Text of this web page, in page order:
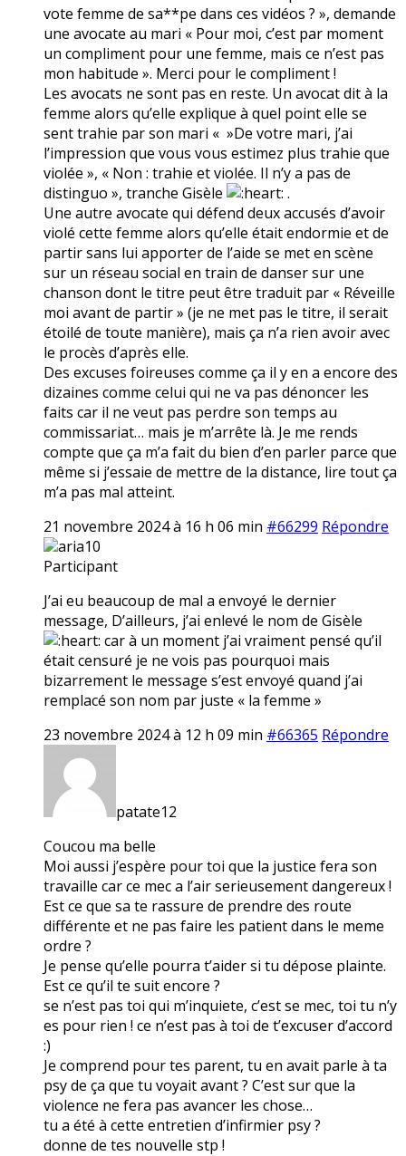
vote femme de sa**pe dans ces vidéos ? », demande
une avocate au mari « Pour moi, c’est par moment
un compliment pour une femme, mais ce n’est pas
mon habitude ». Merci pour le compliment !
Les avocats ne sont pas en reste. Un avocat dit à la
femme alors qu’elle explique à quel point elle se
sent trahie par son mari « »De votre mari, j’ai
l’impression que vous vous estimez plus trahie que
violée », « Non : trahie et violée. Il n’y a pas de
distinguo », tranche Gisèle
.
Une autre avocate qui défend deux accusés d’avoir
violé cette femme alors qu’elle était endormie et de
partir sans lui apporter de l’aide se met en scène
sur un réseau social en train de danser sur une
chanson dont le titre peut être traduit par « Réveille
moi avant de partir » (je ne met pas le titre, il serait
étoilé de toute manière), mais ça n’a rien avoir avec
le procès d’après elle.
Des excuses foireuses comme ça il y en a encore des
dizaines comme celui qui ne va pas dénoncer les
faits car il ne veut pas perdre son temps au
commissariat… mais je m’arrête là. Je me rends
compte que ça m’a fait du bien d’en parler parce que
même si j’essaie de mettre de la distance, lire tout ça
m’a pas mal atteint.
21 novembre 2024 à 16 h 06 min #66299 Répondre
aria10
Participant
J’ai eu beaucoup de mal a envoyé le dernier
message, D’ailleurs, j’ai enlevé le nom de Gisèle
car à un moment j’ai vraiment pensé qu’il
était censuré je ne vois pas pourquoi mais
bizarrement le message s’est envoyé quand j’ai
remplacé son nom par juste « la femme »
23 novembre 2024 à 12 h 09 min #66365 Répondre
patate12
Coucou ma belle
Moi aussi j’espère pour toi que la justice fera son
travaille car ce mec a l’air serieusement dangereux !
Est ce que sa te rassure de prendre des route
différente et ne pas faire les patient dans le meme
ordre ?
Je pense qu’elle pourra t’aider si tu dépose plainte.
Est ce qu’il te suit encore ?
se n’est pas toi qui m’inquiete, c’est se mec, toi tu n’y
es pour rien ! ce n’est pas à toi de t’excuser d’accord
:)
Je comprend pour tes parent, tu en avait parle à ta
psy de ça que tu voyait avant ? C’est sur que la
violence ne fera pas avancer les chose…
tu a été à cette entretien d’infirmier psy ?
donne de tes nouvelle stp !